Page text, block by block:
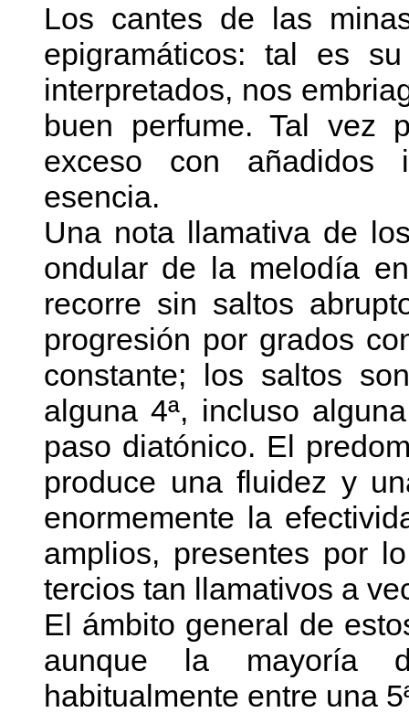
Los cantes de las
epigramáticos: tal es
interpretados, nos
buen perfume. Tal vez
exceso con añadidos
esencia.
Una nota llamativa de
ondular de la melodía
recorre sin saltos
progresión por grados
constante; los saltos
alguna 4ª, incluso
paso diatónico. El
produce una fluidez y
enormemente la
amplios, presentes por
tercios tan llamativos a
El ámbito general de
aunque la mayoría
habitualmente entre una